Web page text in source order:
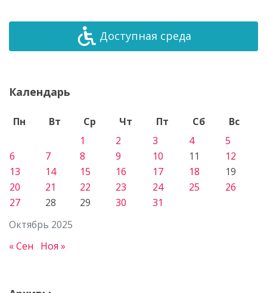
Доступная среда
Календарь
Октябрь 2025
Пн Вт Ср Чт Пт Сб
Вс
1
2 3 4
5
6
7 8 9 10 11
12
13
14 15 16 17 18
19
20
21 22 23 24 25
26
27
28 29 30 31
« Сен Ноя »